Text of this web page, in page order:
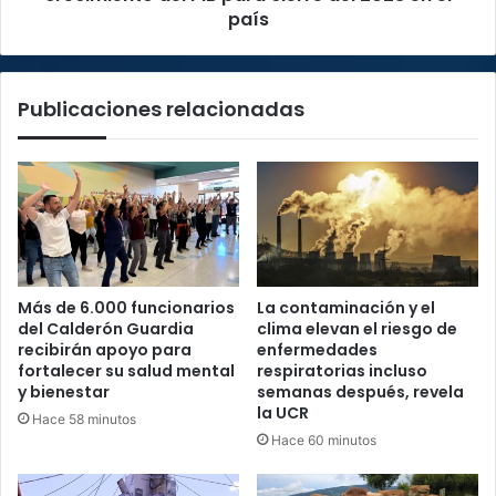
el
país
Publicaciones relacionadas
Más de 6.000 funcionarios
del Calderón Guardia
recibirán apoyo para
fortalecer su salud mental
y bienestar
Hace 58 minutos
La contaminación y el
clima elevan el riesgo de
enfermedades
respiratorias incluso
semanas después, revela
la UCR
Hace 60 minutos